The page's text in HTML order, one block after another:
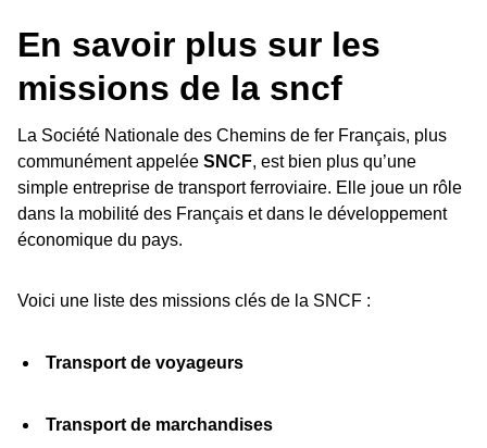
En savoir plus sur les
missions de la sncf
La Société Nationale des Chemins de fer Français, plus
communément appelée SNCF, est bien plus qu’une
simple entreprise de transport ferroviaire. Elle joue un rôle
dans la mobilité des Français et dans le développement
économique du pays.
Voici une liste des missions clés de la SNCF :
Transport de voyageurs
Transport de marchandises